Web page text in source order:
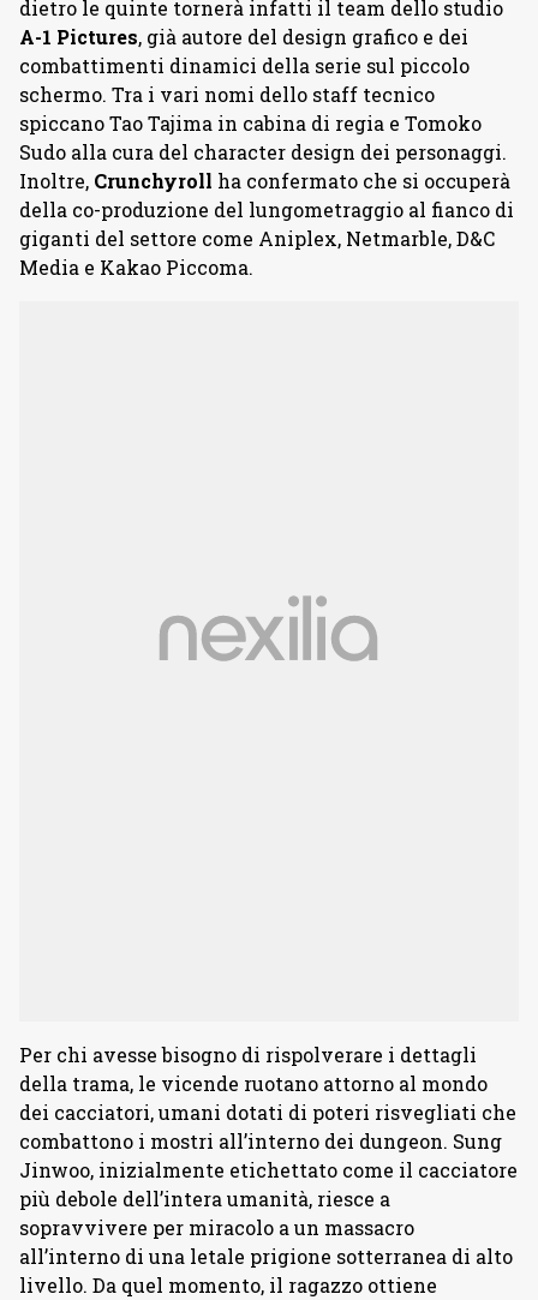
dietro le quinte tornerà infatti il team dello studio
A-1 Pictures, già autore del design grafico e dei
combattimenti dinamici della serie sul piccolo
schermo. Tra i vari nomi dello staff tecnico
spiccano Tao Tajima in cabina di regia e Tomoko
Sudo alla cura del character design dei personaggi.
Inoltre, Crunchyroll ha confermato che si occuperà
della co-produzione del lungometraggio al fianco di
giganti del settore come Aniplex, Netmarble, D&C
Media e Kakao Piccoma.
Per chi avesse bisogno di rispolverare i dettagli
della trama, le vicende ruotano attorno al mondo
dei cacciatori, umani dotati di poteri risvegliati che
combattono i mostri all’interno dei dungeon. Sung
Jinwoo, inizialmente etichettato come il cacciatore
più debole dell’intera umanità, riesce a
sopravvivere per miracolo a un massacro
all’interno di una letale prigione sotterranea di alto
livello. Da quel momento, il ragazzo ottiene